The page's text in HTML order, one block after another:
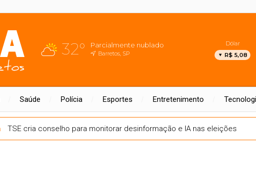
32° Parcialmente nublado
Barretos, SP
Dólar
R$ 5,08
Saúde Polícia Esportes Entretenimento
TSE cria conselho para monitorar desinformação e IA nas eleições